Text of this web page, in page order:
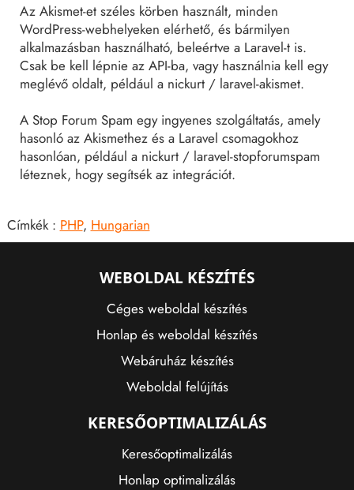
Az Akismet-et széles körben használt, minden
WordPress-webhelyeken elérhető, és bármilyen
alkalmazásban használható, beleértve a Laravel-t is.
Csak be kell lépnie az API-ba, vagy használnia kell egy
meglévő oldalt, például a nickurt / laravel-akismet.
A Stop Forum Spam egy ingyenes szolgáltatás, amely
hasonló az Akismethez és a Laravel csomagokhoz
hasonlóan, például a nickurt / laravel-stopforumspam
léteznek, hogy segítsék az integrációt.
Címkék : PHP, Hungarian
WEBOLDAL KÉSZÍTÉS
Céges weboldal készítés
Honlap és weboldal készítés
Webáruház készítés
Weboldal felújítás
KERESŐOPTIMALIZÁLÁS
Keresőoptimalizálás
Honlap optimalizálás